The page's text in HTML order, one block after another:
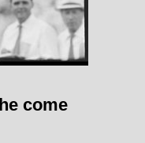
come